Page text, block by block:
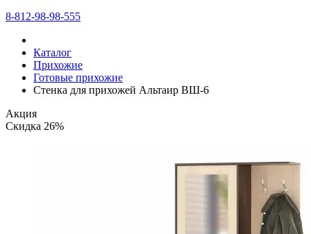
8-812-98-98-555
Каталог
Прихожие
Готовые прихожие
Стенка для прихожей Альтаир ВШ-6
Акция
Скидка 26%